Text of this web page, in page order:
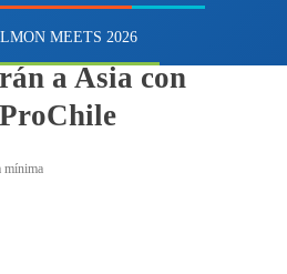
MEETS 2026
tecnológicas
a Asia con
mínima